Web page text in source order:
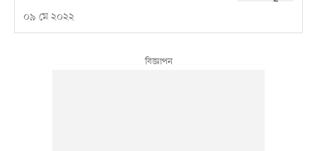
০৯ মে ২০২২